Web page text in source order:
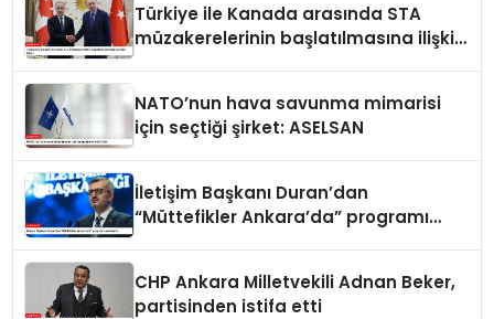
Türkiye ile Kanada arasında STA
müzakerelerinin başlatılmasına ilişkin
NATO’nun hava savunma mimarisi
için seçtiği şirket: ASELSAN
İletişim Başkanı Duran’dan
“Müttefikler Ankara’da” programı
CHP Ankara Milletvekili Adnan Beker,
partisinden istifa etti